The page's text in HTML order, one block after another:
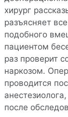
хирург
разъясняет
подобного
пациентом
раз проверит
наркозом.
проводится
после